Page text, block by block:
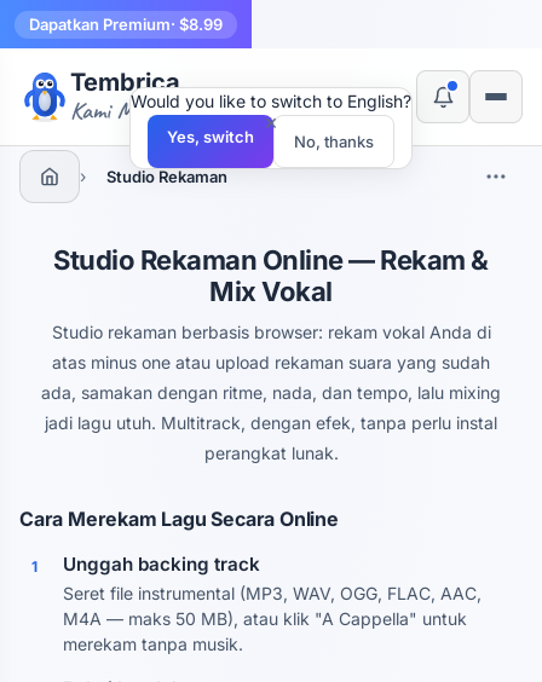
Dapatkan Premium· $8.99
Tembrica
Kami Membuat Alat
› Studio Rekaman
Studio Rekaman Online — Rekam &
Mix Vokal
Studio rekaman berbasis browser: rekam vokal Anda di
atas minus one atau upload rekaman suara yang sudah
ada, samakan dengan ritme, nada, dan tempo, lalu mixing
jadi lagu utuh. Multitrack, dengan efek, tanpa perlu instal
perangkat lunak.
Cara Merekam Lagu Secara Online
1 Unggah backing track
Seret file instrumental (MP3, WAV, OGG, FLAC, AAC,
M4A — maks 50 MB), atau klik "A Cappella" untuk
merekam tanpa musik.
×
Would you like to switch to English?
Yes, switch No, thanks